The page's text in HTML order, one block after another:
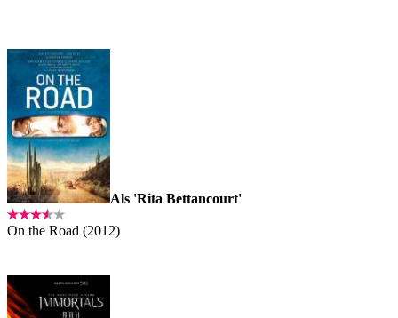
Als 'Rita Bettancourt'
On the Road (2012)